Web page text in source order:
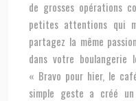
de grosses opérations
petites attentions qui
partagez la même
dans votre boulangerie
« Bravo pour hier, le
simple geste a créé